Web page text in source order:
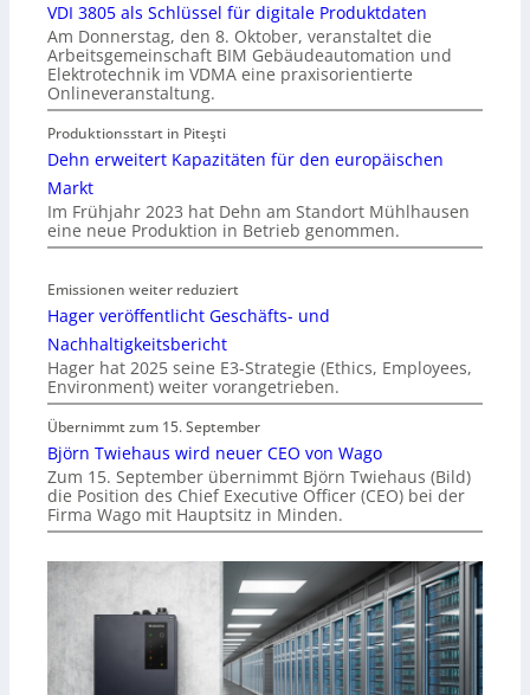
VDI 3805 als Schlüssel für digitale Produktdaten
Am Donnerstag, den 8. Oktober, veranstaltet die
Arbeitsgemeinschaft BIM Gebäudeautomation und
Elektrotechnik im VDMA eine praxisorientierte
Onlineveranstaltung.
Produktionsstart in Piteşti
Dehn erweitert Kapazitäten für den europäischen
Markt
Im Frühjahr 2023 hat Dehn am Standort Mühlhausen
eine neue Produktion in Betrieb genommen.
Emissionen weiter reduziert
Hager veröffentlicht Geschäfts- und
Nachhaltigkeitsbericht
Hager hat 2025 seine E3-Strategie (Ethics, Employees,
Environment) weiter vorangetrieben.
Übernimmt zum 15. September
Björn Twiehaus wird neuer CEO von Wago
Zum 15. September übernimmt Björn Twiehaus (Bild)
die Position des Chief Executive Officer (CEO) bei der
Firma Wago mit Hauptsitz in Minden.